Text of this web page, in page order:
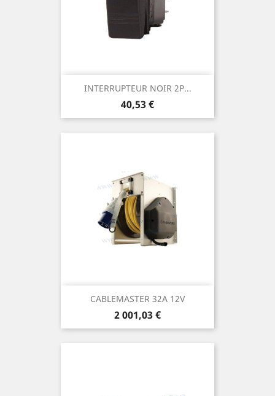
INTERRUPTEUR NOIR 2P...
Prix
40,53 €
CABLEMASTER 32A 12V
Prix
2 001,03 €